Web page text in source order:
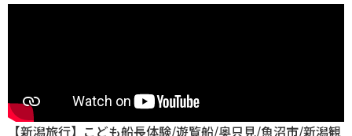
【新潟旅行】こども船長体験/遊覧船/奥只見/魚沼市/新潟観